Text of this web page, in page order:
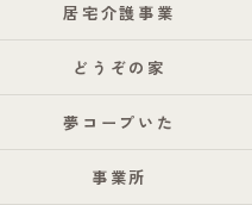
居宅介護事業
どうぞの家
夢コープいた
事業所